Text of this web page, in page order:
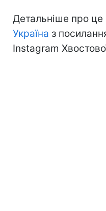
Детальніше про це
Україна з
Instagram